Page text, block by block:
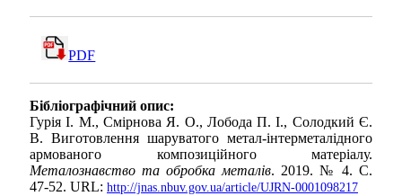
PDF
Бібліографічний опис:
Гурія І. М., Смірнова Я. О., Лобода П. І., Солодкий Є.
В. Виготовлення шаруватого метал-інтерметалідного
армованого композиційного матеріалу.
Металознавство та обробка металів. 2019. № 4. С.
47-52. URL: http://jnas.nbuv.gov.ua/article/UJRN-0001098217